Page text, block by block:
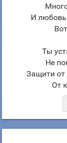
И
Ты
Не
Защити от
От